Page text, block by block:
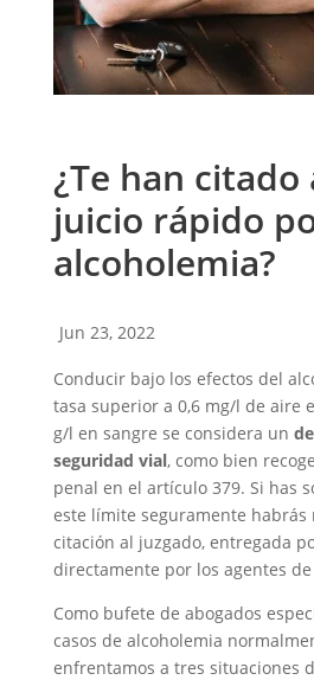
¿Te han citado
juicio rápido
alcoholemia?
Jun 23, 2022
Conducir bajo los efectos del
tasa superior a 0,6 mg/l de aire
g/l en sangre se considera un
seguridad vial, como bien
penal en el artículo 379. Si has
este límite seguramente habrás
citación al juzgado, entregada
directamente por los agentes
Como bufete de abogados
casos de alcoholemia
enfrentamos a tres situaciones